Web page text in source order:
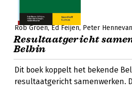
Rob Groen Ed Feijen Peter
Resultaatgericht
Belbin
Dit boek koppelt het bekende
resultaatgericht samenwerken.